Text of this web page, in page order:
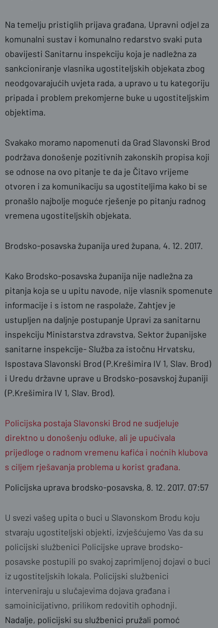
Na temelju pristiglih prijava građana, Upravni odjel za
komunalni sustav i komunalno redarstvo svaki puta
obavijesti Sanitarnu inspekciju koja je nadležna za
sankcioniranje vlasnika ugostiteljskih objekata zbog
neodgovarajućih uvjeta rada, a upravo u tu kategoriju
pripada i problem prekomjerne buke u ugostiteljskim
objektima.
Svakako moramo napomenuti da Grad Slavonski Brod
podržava donošenje pozitivnih zakonskih propisa koji
se odnose na ovo pitanje te da je Čitavo vrijeme
otvoren i za komunikaciju sa ugostiteljima kako bi se
pronašlo najbolje moguće rješenje po pitanju radnog
vremena ugostiteljskih objekata.
Brodsko-posavska županija ured župana, 4. 12. 2017.
Kako Brodsko-posavska županija nije nadležna za
pitanja koja se u upitu navode, nije vlasnik spomenute
informacije i s istom ne raspolaže, Zahtjev je
ustupljen na daljnje postupanje Upravi za sanitarnu
inspekciju Ministarstva zdravstva, Sektor županijske
sanitarne inspekcije- Služba za istočnu Hrvatsku,
Ispostava Slavonski Brod (P.Krešimira IV 1, Slav. Brod)
i Uredu državne uprave u Brodsko-posavskoj županiji
(P.Krešimira IV 1, Slav. Brod).
Policijska postaja Slavonski Brod ne sudjeluje
direktno u donošenju odluke, ali je upućivala
prijedloge o radnom vremenu kafića i noćnih klubova
s ciljem rješavanja problema u korist građana.
Policijska uprava brodsko-posavska, 8. 12. 2017. 07:57
U svezi vašeg upita o buci u Slavonskom Brodu koju
stvaraju ugostiteljski objekti, izvješćujemo Vas da su
policijski službenici Policijske uprave brodsko-
posavske postupili po svakoj zaprimljenoj dojavi o buci
iz ugostiteljskih lokala. Policijski službenici
interveniraju u slučajevima dojava građana i
samoinicijativno, prilikom redovitih ophodnji.
Nadalje, policijski su službenici pružali pomoć